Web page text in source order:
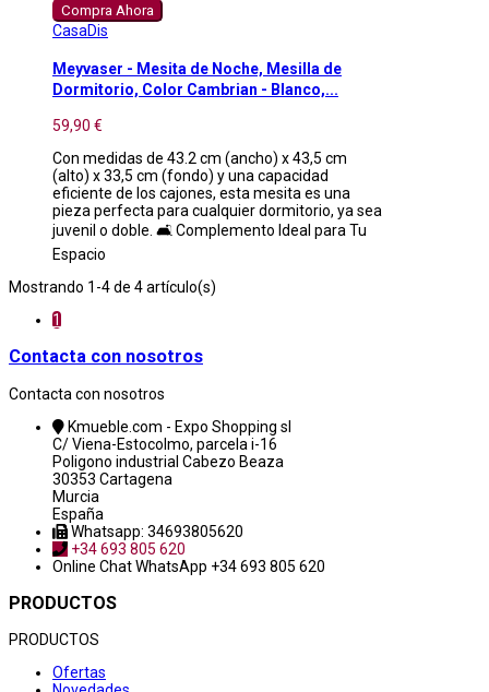
Compra Ahora
CasaDis
Meyvaser - Mesita de Noche, Mesilla de
Dormitorio, Color Cambrian - Blanco,...
59,90 €
Con medidas de 43.2 cm (ancho) x 43,5 cm
(alto) x 33,5 cm (fondo) y una capacidad
eficiente de los cajones, esta mesita es una
pieza perfecta para cualquier dormitorio, ya sea
juvenil o doble. 🛋️ Complemento Ideal para Tu
Espacio
Mostrando 1-4 de 4 artículo(s)
1
Contacta con nosotros
Contacta con nosotros
Kmueble.com - Expo Shopping sl
C/ Viena-Estocolmo, parcela i-16
Poligono industrial Cabezo Beaza
30353 Cartagena
Murcia
España
Whatsapp: 34693805620
+34 693 805 620
Online ChatWhatsApp +34 693 805 620
PRODUCTOS
PRODUCTOS
Ofertas